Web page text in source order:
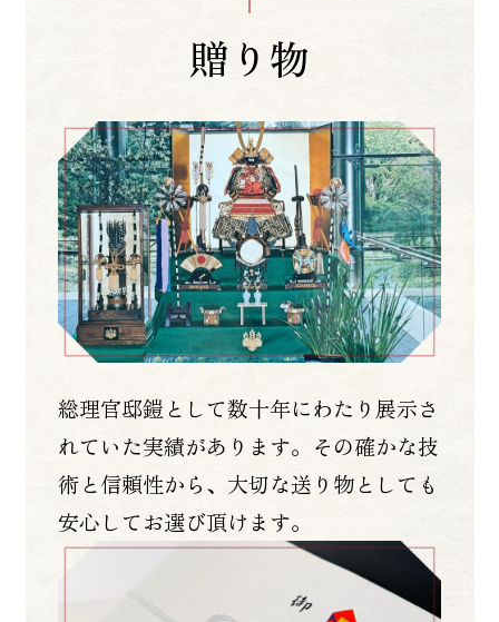
贈り物
総理官邸鎧として数十年にわたり展示さ
れていた実績があります。その確かな技
術と信頼性から、大切な送り物としても
安心してお選び頂けます。